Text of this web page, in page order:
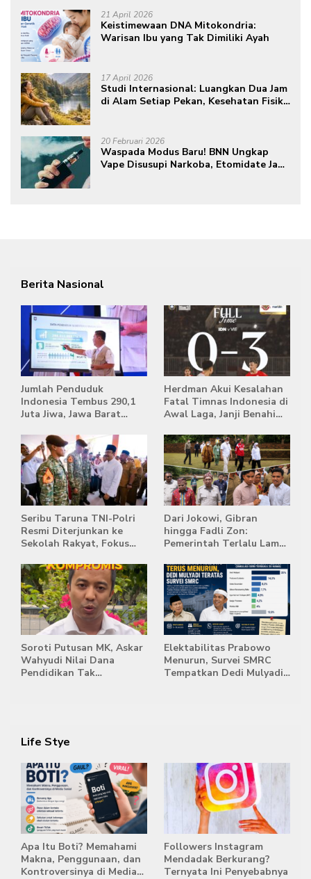
21 April 2026
Keistimewaan DNA Mitokondria:
Warisan Ibu yang Tak Dimiliki Ayah
17 April 2026
Studi Internasional: Luangkan Dua Jam
di Alam Setiap Pekan, Kesehatan Fisik
20 Februari 2026
Waspada Modus Baru! BNN Ungkap
Vape Disusupi Narkoba, Etomidate Jadi
Berita Nasional
Jumlah Penduduk
Indonesia Tembus 290,1
Juta Jiwa, Jawa Barat
Terpadat
Herdman Akui Kesalahan
Fatal Timnas Indonesia di
Awal Laga, Janji Benahi
Singapura
Seribu Taruna TNI-Polri
Resmi Diterjunkan ke
Sekolah Rakyat, Fokus
Kemandirian Siswa
Dari Jokowi, Gibran
hingga Fadli Zon:
Pemerintah Terlalu Lama
Stockpile Batu Bara Masih
Mengepung Candi Muaro
Jambi
Soroti Putusan MK, Askar
Wahyudi Nilai Dana
Pendidikan Tak
Elektabilitas Prabowo
Menurun, Survei SMRC
Tempatkan Dedi Mulyadi
Life Stye
Apa Itu Boti? Memahami
Makna, Penggunaan, dan
Kontroversinya di Media
Followers Instagram
Mendadak Berkurang?
Ternyata Ini Penyebabnya